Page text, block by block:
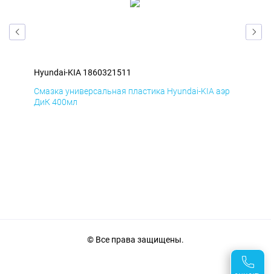
Hyundai-KIA 1860321511
Смазка универсальная пластика Hyundai-KIA аэр
ДиК 400мл
© Все права защищены.